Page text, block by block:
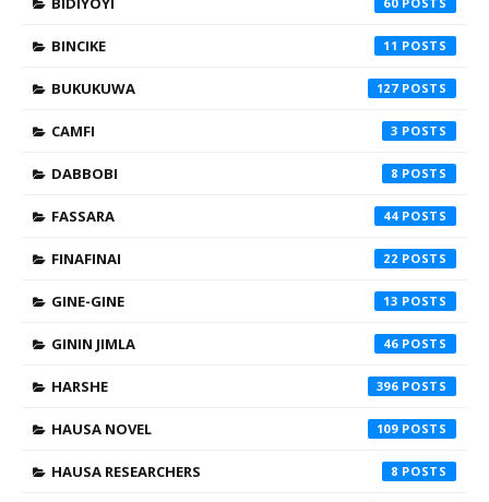
BINCIKE 11
BUKUKUWA 127
CAMFI 3
DABBOBI 8
FASSARA 44
FINAFINAI 22
GINE-GINE 13
GININ JIMLA 46
HARSHE 396
HAUSA NOVEL 109
HAUSA RESEARCHERS 8